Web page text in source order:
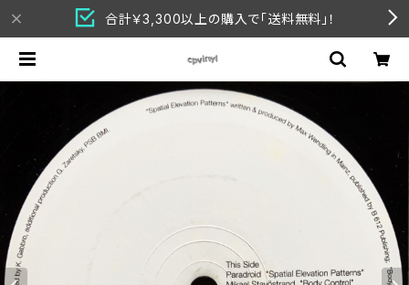
合計￥3,300以上の購入で「送料無料」！